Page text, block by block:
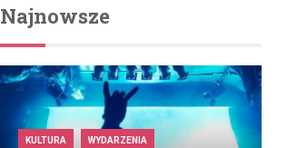
Najnowsze
KULTURA WYDARZENIA